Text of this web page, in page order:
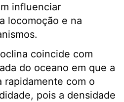
influenciar
locomoção e na
coincide com
do oceano em que a
rapidamente com o
pois a densidade